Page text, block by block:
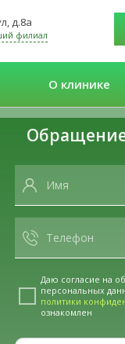
д.8а
филиал
О клинике
Даю согласие на
персональных
политики
ознакомлен